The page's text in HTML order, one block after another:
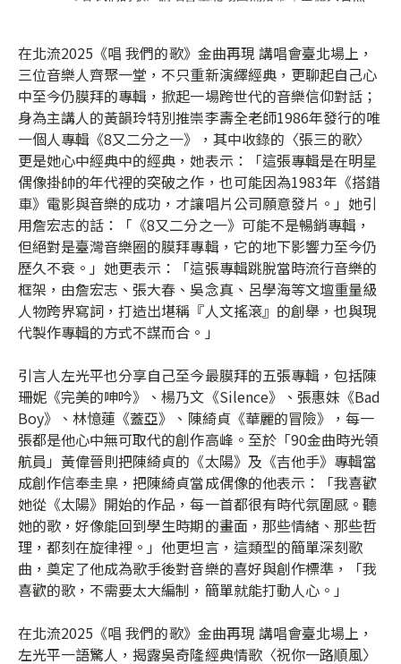
在北流2025《唱 我們的歌》金曲再現 講唱會臺北場上，
三位音樂人齊聚一堂，不只重新演繹經典，更聊起自己心
中至今仍膜拜的專輯，掀起一場跨世代的音樂信仰對話；
身為主講人的黃韻玲特別推崇李壽全老師1986年發行的唯
一個人專輯《8又二分之一》，其中收錄的〈張三的歌〉
更是她心中經典中的經典，她表示：「這張專輯是在明星
偶像掛帥的年代裡的突破之作，也可能因為1983年《搭錯
車》電影與音樂的成功，才讓唱片公司願意發片。」她引
用詹宏志的話：「《8又二分之一》可能不是暢銷專輯，
但絕對是臺灣音樂圈的膜拜專輯，它的地下影響力至今仍
歷久不衰。」她更表示：「這張專輯跳脫當時流行音樂的
框架，由詹宏志、張大春、吳念真、呂學海等文壇重量級
人物跨界寫詞，打造出堪稱『人文搖滾』的創舉，也與現
代製作專輯的方式不謀而合。」
引言人左光平也分享自己至今最膜拜的五張專輯，包括陳
珊妮《完美的呻吟》、楊乃文《Silence》、張惠妹《Bad
Boy》、林憶蓮《蓋亞》、陳綺貞《華麗的冒險》，每一
張都是他心中無可取代的創作高峰。至於「90金曲時光領
航員」黃偉晉則把陳綺貞的《太陽》及《吉他手》專輯當
成創作信奉圭臬，把陳綺貞當成偶像的他表示：「我喜歡
她從《太陽》開始的作品，每一首都很有時代氛圍感。聽
她的歌，好像能回到學生時期的畫面，那些情緒、那些哲
理，都刻在旋律裡。」他更坦言，這類型的簡單深刻歌
曲，奠定了他成為歌手後對音樂的喜好與創作標準，「我
喜歡的歌，不需要太大編制，簡單就能打動人心。」
在北流2025《唱 我們的歌》金曲再現 講唱會臺北場上，
左光平一語驚人，揭露吳奇隆經典情歌〈祝你一路順風〉